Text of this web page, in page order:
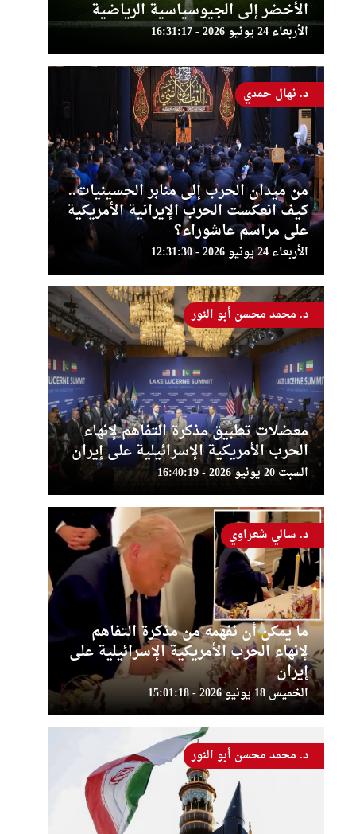
الأخضر إلى الجيوسياسية الرياضية
الأربعاء 24 يونيو 2026 - 16:31:17
من ميدان الحرب إلى منابر الحسينيات..
كيف انعكست الحرب الإيرانية الأمريكية
على مراسم عاشوراء؟
الأربعاء 24 يونيو 2026 - 12:31:30
د. نهال حمدي
معضلات تطبيق مذكرة التفاهم لإنهاء
الحرب الأمريكية الإسرائيلية على إيران
السبت 20 يونيو 2026 - 16:40:19
د. محمد محسن أبو النور
ما يمكن أن نفهمه من مذكرة التفاهم
لإنهاء الحرب الأمريكية الإسرائيلية على
إيران
الخميس 18 يونيو 2026 - 15:01:18
د. سالي شعراوي
د. محمد محسن أبو النور